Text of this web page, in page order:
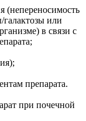
(непереносимость
или
в связи с
препарата.
при почечной